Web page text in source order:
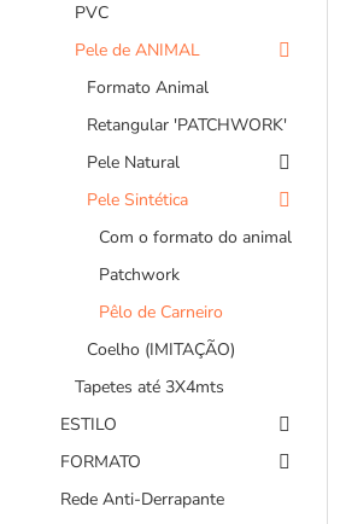
PVC
Pele de ANIMAL
Formato Animal
Retangular 'PATCHWORK'
Pele Natural
Pele Sintética
Com o formato do animal
Patchwork
Pêlo de Carneiro
Coelho (IMITAÇÃO)
Tapetes até 3X4mts
ESTILO
FORMATO
Rede Anti-Derrapante